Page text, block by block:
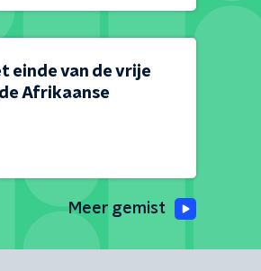
einde van de vrije
Afrikaanse
Meer gemist